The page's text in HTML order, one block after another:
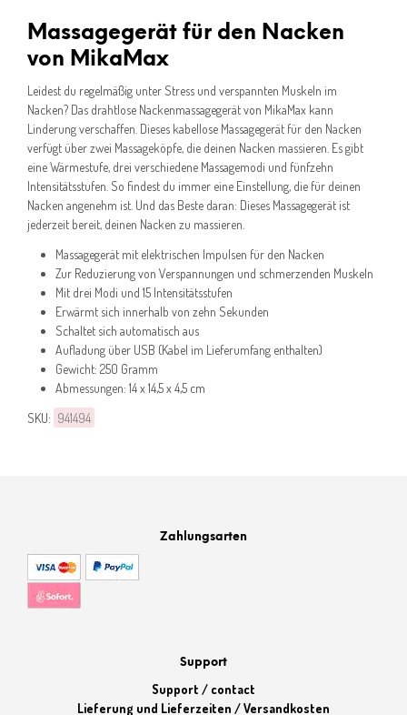
Massagegerät für den Nacken
von MikaMax
Leidest du regelmäßig unter Stress und verspannten Muskeln im
Nacken? Das drahtlose Nackenmassagegerät von MikaMax kann
Linderung verschaffen. Dieses kabellose Massagegerät für den Nacken
verfügt über zwei Massageköpfe, die deinen Nacken massieren. Es gibt
eine Wärmestufe, drei verschiedene Massagemodi und fünfzehn
Intensitätsstufen. So findest du immer eine Einstellung, die für deinen
Nacken angenehm ist. Und das Beste daran: Dieses Massagegerät ist
jederzeit bereit, deinen Nacken zu massieren.
Massagegerät mit elektrischen Impulsen für den Nacken
Zur Reduzierung von Verspannungen und schmerzenden Muskeln
Mit drei Modi und 15 Intensitätsstufen
Erwärmt sich innerhalb von zehn Sekunden
Schaltet sich automatisch aus
Aufladung über USB (Kabel im Lieferumfang enthalten)
Gewicht: 250 Gramm
Abmessungen: 14 x 14,5 x 4,5 cm
SKU: 941494
Zahlungsarten
Support
Support / contact
Lieferung und Lieferzeiten / Versandkosten